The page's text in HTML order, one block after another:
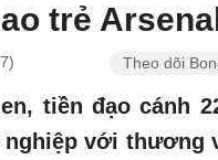
trẻ
Theo dõi
tiền đạo cánh
với thương